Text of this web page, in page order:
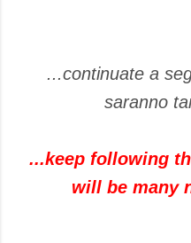
...continuate a
saranno
...keep following
will be many